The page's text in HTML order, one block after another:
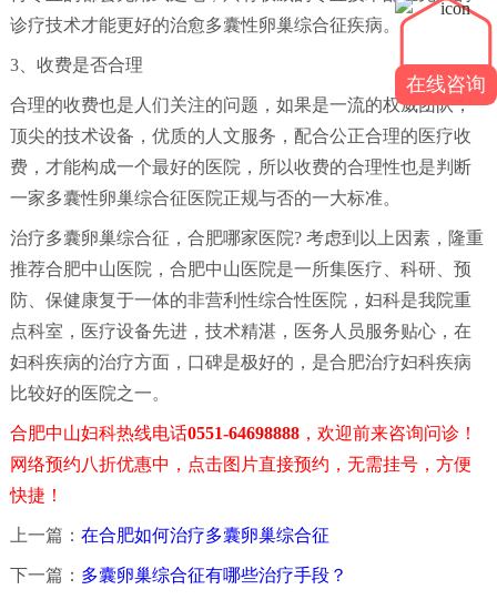
诊疗技术才能更好的治愈多囊性卵巢综合征疾病。
3、收费是否合理
合理的收费也是人们关注的问题，如果是一流的权威团队，
顶尖的技术设备，优质的人文服务，配合公正合理的医疗收
费，才能构成一个最好的医院，所以收费的合理性也是判断
一家多囊性卵巢综合征医院正规与否的一大标准。
治疗多囊卵巢综合征，合肥哪家医院? 考虑到以上因素，隆重
推荐合肥中山医院，合肥中山医院是一所集医疗、科研、预
防、保健康复于一体的非营利性综合性医院，妇科是我院重
点科室，医疗设备先进，技术精湛，医务人员服务贴心，在
妇科疾病的治疗方面，口碑是极好的，是合肥治疗妇科疾病
比较好的医院之一。
合肥中山妇科热线电话0551-64698888，欢迎前来咨询问诊！
网络预约八折优惠中，点击图片直接预约，无需挂号，方便
快捷！
上一篇： 在合肥如何治疗多囊卵巢综合征
下一篇： 多囊卵巢综合征有哪些治疗手段？
在线咨询